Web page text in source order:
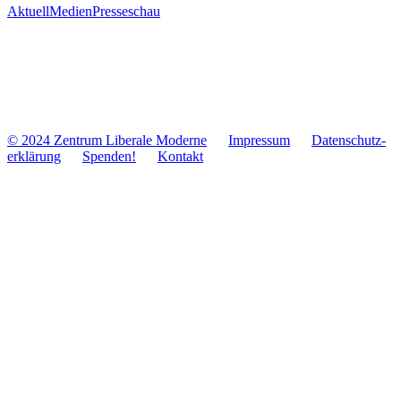
AktuellMedienPresseschau
© 2024 Zentrum Libe­rale Moderne Impres­sum
Daten­schutz­
er­klä­rung
Spenden! Kontakt